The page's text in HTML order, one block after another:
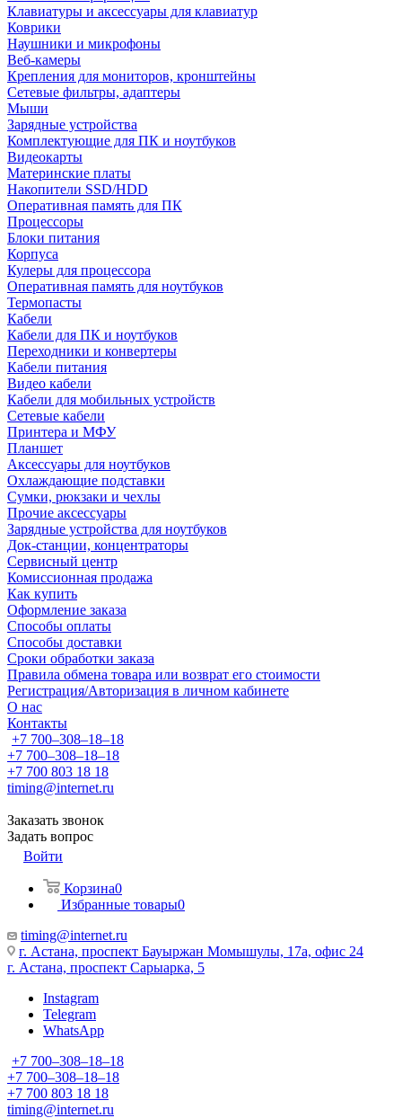
Клавиатуры и аксессуары для клавиатур
Коврики
Наушники и микрофоны
Веб-камеры
Крепления для мониторов, кронштейны
Сетевые фильтры, адаптеры
Мыши
Зарядные устройства
Комплектующие для ПК и ноутбуков
Видеокарты
Материнские платы
Накопители SSD/HDD
Оперативная память для ПК
Процессоры
Блоки питания
Корпуса
Кулеры для процессора
Оперативная память для ноутбуков
Термопасты
Кабели
Кабели для ПК и ноутбуков
Переходники и конвертеры
Кабели питания
Видео кабели
Кабели для мобильных устройств
Сетевые кабели
Принтера и МФУ
Планшет
Аксессуары для ноутбуков
Охлаждающие подставки
Сумки, рюкзаки и чехлы
Прочие аксессуары
Зарядные устройства для ноутбуков
Док-станции, концентраторы
Сервисный центр
Комиссионная продажа
Как купить
Оформление заказа
Способы оплаты
Способы доставки
Сроки обработки заказа
Правила обмена товара или возврат его стоимости
Регистрация/Авторизация в личном кабинете
О нас
Контакты
+7 700‒308‒18‒18
+7 700‒308‒18‒18
+7 700 803 18 18
timing@internet.ru
Заказать звонок
Задать вопрос
Войти
Корзина0
Избранные товары0
timing@internet.ru
г. Астана, проспект Бауыржан Момышулы, 17а, офис 24
г. Астана, проспект Сарыарка, 5
Instagram
Telegram
WhatsApp
+7 700‒308‒18‒18
+7 700‒308‒18‒18
+7 700 803 18 18
timing@internet.ru